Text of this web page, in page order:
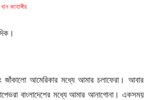
জাহাঙ্গীর
জাঁকালো আমেরিকার মধ্যে আমার চলাফেরা। আবার
বাংলাদেশের মধ্যে আমার আনাগোনা। একসময়